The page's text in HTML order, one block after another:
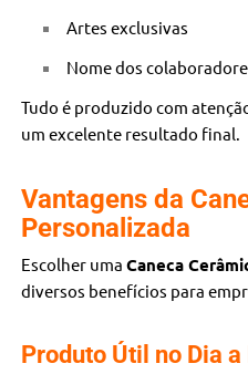
Artes exclusivas
Nome dos
Tudo é produzido com
um excelente resultado final.
Vantagens da
Personalizada
Escolher umaCaneca
diversos benefícios para
Produto Útil no Dia a